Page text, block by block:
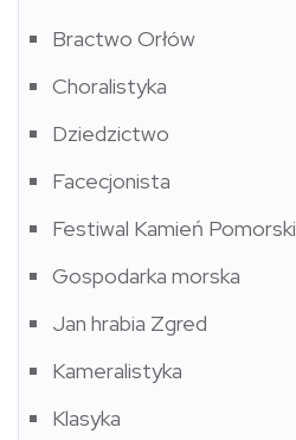
Bractwo Orłów
Choralistyka
Dziedzictwo
Facecjonista
Festiwal Kamień Pomorski
Gospodarka morska
Jan hrabia Zgred
Kameralistyka
Klasyka